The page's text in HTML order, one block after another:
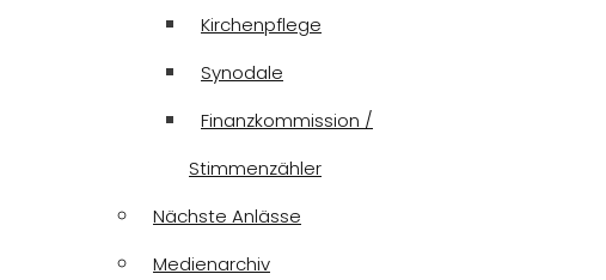
Kirchenpflege
Synodale
Finanzkommission /
Stimmenzähler
Nächste Anlässe
Medienarchiv